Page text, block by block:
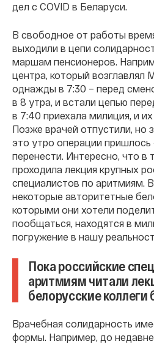
дел с COVID в Беларуси.
В свободное от работы
выходили в цепи
маршам пенсионеров.
центра, который возглавлял
однажды в 7:30 – перед
в 8 утра, и встали цепью
в 7:40 приехала милиция, и
Позже врачей отпустили, но
это утро операции пришлось
перенести. Интересно, что в
проходила лекция крупных
специалистов по аритмиям.
некоторые авторитетные
которыми они хотели
пообщаться, находятся в
погружение в нашу
Пока российские
аритмиям читали
белорусские
Врачебная солидарность
формы. Например, до